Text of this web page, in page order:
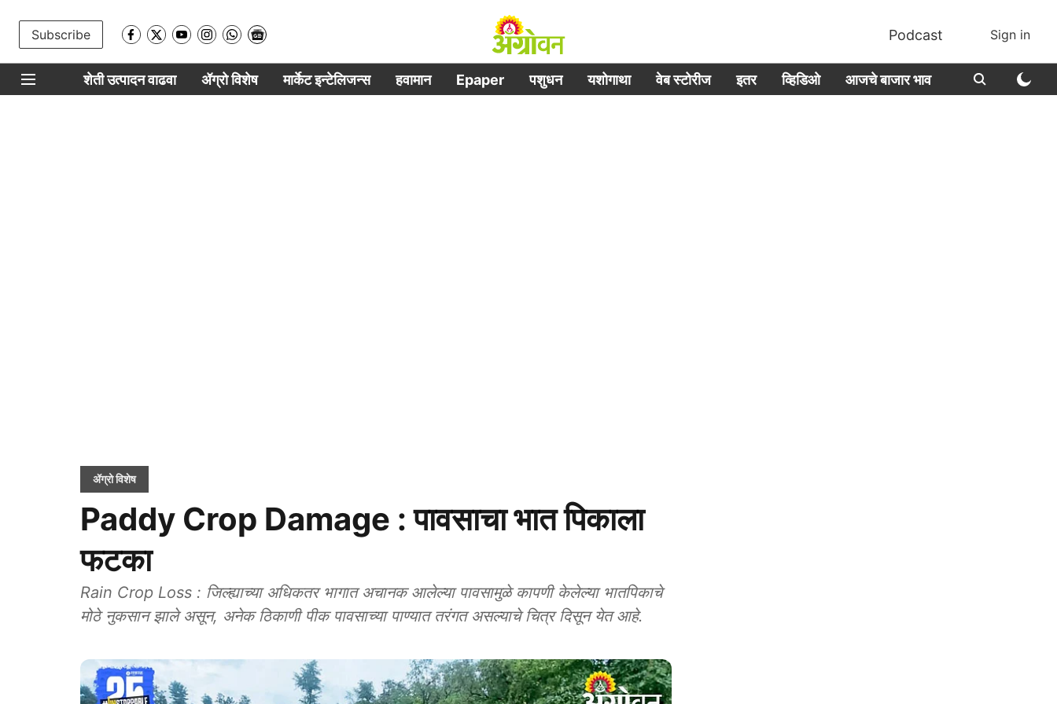
Subscribe Podcast Sign in
शेती उत्पादन वाढवा ॲग्रो विशेष मार्केट इन्टेलिजन्स हवामान Epaper पशुधन यशोगाथा वेब स्टोरीज इतर व्हिडिओ आजचे बाजार भाव
ॲग्रो विशेष
Paddy Crop Damage : पावसाचा भात पिकाला
फटका
Rain Crop Loss : जिल्ह्याच्या अधिकतर भागात अचानक आलेल्या पावसामुळे कापणी केलेल्या भातपिकाचे
मोठे नुकसान झाले असून, अनेक ठिकाणी पीक पावसाच्या पाण्यात तरंगत असल्याचे चित्र दिसून येत आहे.